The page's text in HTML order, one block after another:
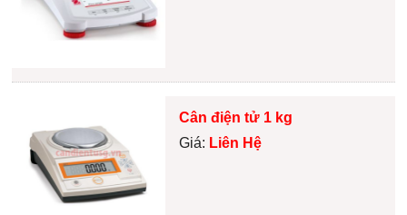
Cân điện tử 1 kg
Giá: Liên Hệ